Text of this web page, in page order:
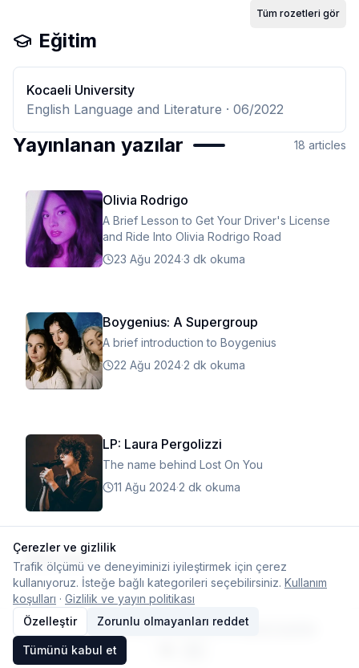
Tüm rozetleri gör
Eğitim
Kocaeli University
English Language and Literature · 06/2022
Yayınlanan yazılar 18 articles
Olivia Rodrigo
A Brief Lesson to Get Your Driver's License
and Ride Into Olivia Rodrigo Road
23 Ağu 2024·3 dk okuma
Boygenius: A Supergroup
A brief introduction to Boygenius
22 Ağu 2024·2 dk okuma
LP: Laura Pergolizzi
The name behind Lost On You
11 Ağu 2024·2 dk okuma
Daha fazla
© 2026 TypelishAna SayfaEkipİletişimÇerez ayarları
Çerezler ve gizlilik
Trafik ölçümü ve deneyiminizi iyileştirmek için çerez
kullanıyoruz. İsteğe bağlı kategorileri seçebilirsiniz. Kullanım
koşulları · Gizlilik ve yayın politikası
Özelleştir
Zorunlu olmayanları reddet
Tümünü kabul et